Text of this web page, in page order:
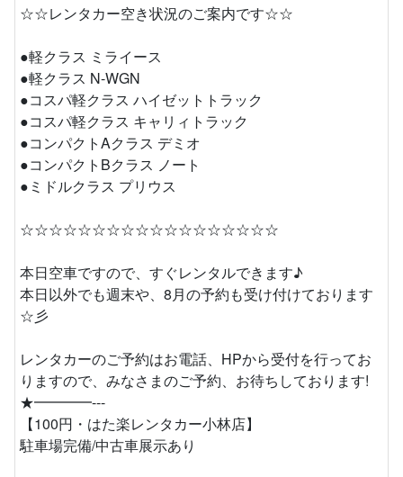
☆☆レンタカー空き状況のご案内です☆☆
●軽クラス ミライース
●軽クラス N-WGN
●コスパ軽クラス ハイゼットトラック
●コスパ軽クラス キャリィトラック
●コンパクトAクラス デミオ
●コンパクトBクラス ノート
●ミドルクラス プリウス
☆☆☆☆☆☆☆☆☆☆☆☆☆☆☆☆☆☆
本日空車ですので、すぐレンタルできます♪
本日以外でも週末や、8月の予約も受け付けております
☆彡
レンタカーのご予約はお電話、HPから受付を行ってお
りますので、みなさまのご予約、お待ちしております!
★━━━━---
【100円・はた楽レンタカー小林店】
駐車場完備/中古車展示あり